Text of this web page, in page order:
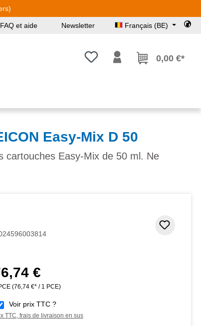
FAQ et aide Newsletter Français (BE)
Vous avez 0 articles dans votre
0,00 €*
Easy-Mix D 50
cartouches Easy-Mix de 50 ml. Ne
régulier :€
(76,74 €* / 1 PCE)
Voir prix TTC ?
TTC, frais de livraison en sus